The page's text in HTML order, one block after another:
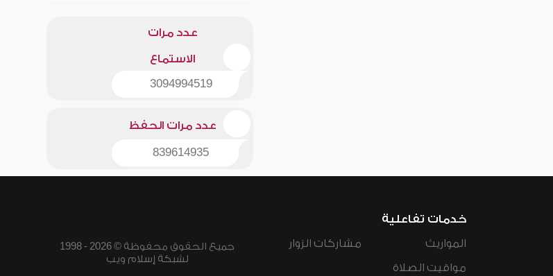
عدد مرات
الاستماع
3094994519
عدد مرات الحفظ
839614935
خدمات تفاعلية
المواريث
مواقيت الصلاة
مشاركات الزوار
جميع الحقوق محفوظة © 2026 - 1998
لشبكة إسلام ويب